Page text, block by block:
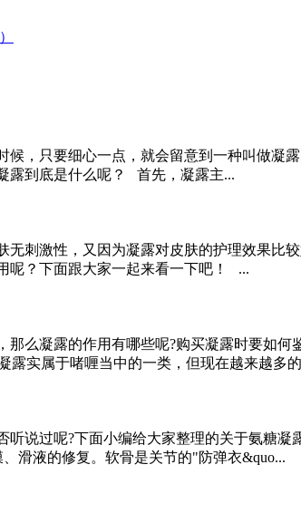
，只要细心一点，就会留意到一种叫做凝
露到底是什么呢？ 首先，凝露主...
刺激性，又因为凝露对皮肤的护理效果比
呢？下面跟大家一起来看一下吧！ ...
么凝露的作用有哪些呢?购买凝露时要如
实属于啫喱当中的一类，但现在越来越多
说过呢?下面小编给大家整理的关于氨糖
滑液的修复。软骨是关节的"防弹衣&quo...